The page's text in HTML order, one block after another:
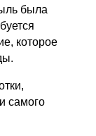
была
которое
самого